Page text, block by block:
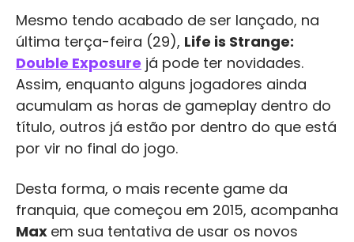
Mesmo tendo acabado de ser lançado, na
última terça-feira (29), Life is Strange:
Double Exposure já pode ter novidades.
Assim, enquanto alguns jogadores ainda
acumulam as horas de gameplay dentro do
título, outros já estão por dentro do que está
por vir no final do jogo.
Desta forma, o mais recente game da
franquia, que começou em 2015, acompanha
Max em sua tentativa de usar os novos